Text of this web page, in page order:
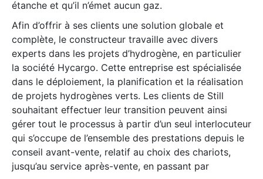
étanche et qu’il n’émet aucun gaz.
Afin d’offrir à ses clients une solution globale et
complète, le constructeur travaille avec divers
experts dans les projets d’hydrogène, en particulier
la société Hycargo. Cette entreprise est spécialisée
dans le déploiement, la planification et la réalisation
de projets hydrogènes verts. Les clients de Still
souhaitant effectuer leur transition peuvent ainsi
gérer tout le processus à partir d’un seul interlocuteur
qui s’occupe de l’ensemble des prestations depuis le
conseil avant-vente, relatif au choix des chariots,
jusqu’au service après-vente, en passant par